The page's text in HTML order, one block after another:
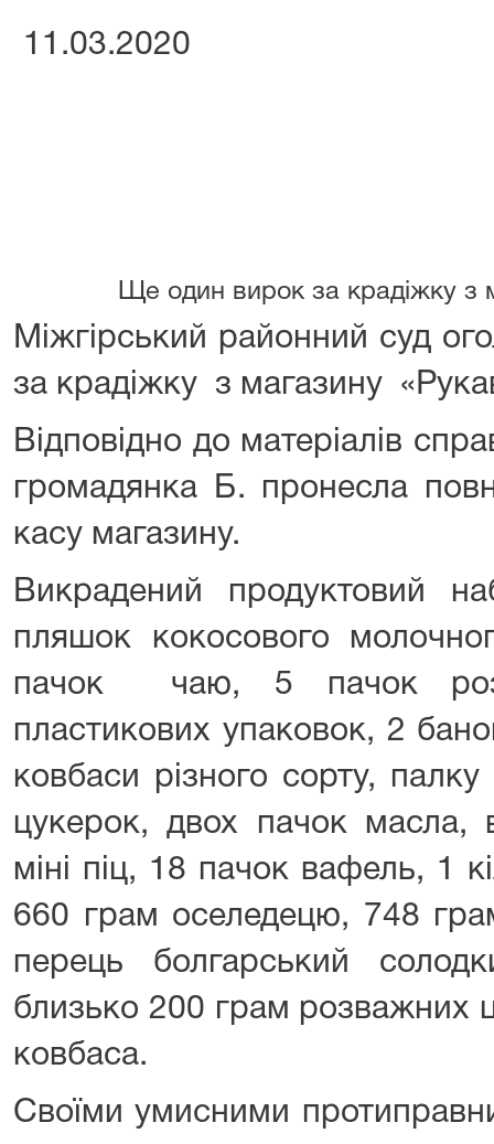
11.03.2020
Ще один вирок за крадіжку з
Міжгірський районний суд
за крадіжку з магазину
Відповідно до матеріалів
громадянка Б. пронесла
касу магазину.
Викрадений продуктовий
пляшок кокосового
пачок чаю, 5 пачок
пластикових упаковок, 2
ковбаси різного сорту,
цукерок, двох пачок масла,
міні піц, 18 пачок вафель, 1
660 грам оселедецю, 748
перець болгарський
близько 200 грам розважних
ковбаса.
Своїми умисними